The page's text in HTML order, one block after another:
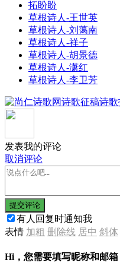
拓盼盼
草根诗人-王世英
草根诗人-刘蔼南
草根诗人-祥子
草根诗人-胡景德
草根诗人-潇红
草根诗人-李卫芳
发表我的评论
取消评论
提交评论
有人回复时通知我
表情 加粗 删除线 居中 斜体
Hi，您需要填写昵称和邮箱